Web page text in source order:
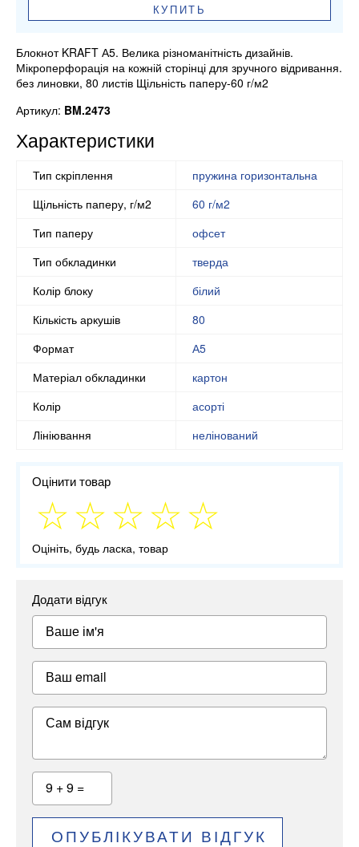
КУПИТЬ
Блокнот KRAFT А5. Велика різноманітність дизайнів.
Мікроперфорація на кожній сторінці для зручного відривання.
без линовки, 80 листів Щільність паперу-60 г/м2
Артикул: BM.2473
Характеристики
Тип скріплення
пружина горизонтальна
Щільність паперу, г/м2
60 г/м2
Тип паперу
офсет
Тип обкладинки
тверда
Колір блоку
білий
Кількість аркушів
80
Формат
А5
Матеріал обкладинки
картон
Колір
асорті
Лініювання
нелінований
Оцінити товар
Оцініть, будь ласка, товар
Додати відгук
Ваше ім'я
Ваш email
Сам відгук
9 + 9 =
ОПУБЛІКУВАТИ ВІДГУК